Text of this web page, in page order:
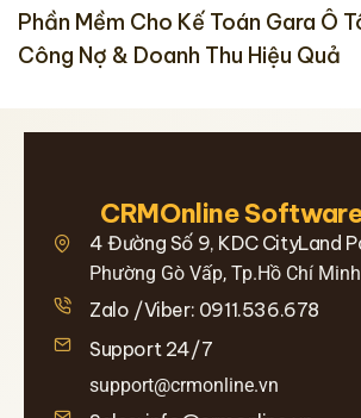
Phần Mềm Cho Kế Toán Gara Ô
Công Nợ & Doanh Thu Hiệu Quả
CRMOnline
4 Đường Số 9, KDC CityLand
Phường Gò Vấp, Tp.Hồ Chí
Zalo /Viber: 0911.536.678
Support 24/7
support@crmonline.vn